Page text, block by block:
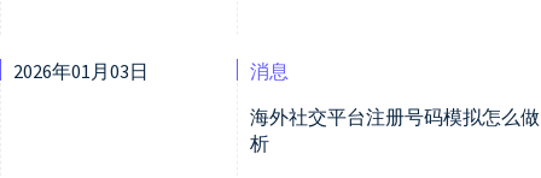
2026年01月03日
消息
海外社交平台注册号码模拟怎么
析